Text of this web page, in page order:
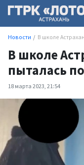
Новости В школе
В школе
пыталась
18 марта 2023, 21:54